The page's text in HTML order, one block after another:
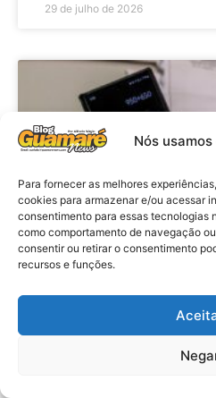
Nós
Para fornecer as melhores
cookies para armazenar e/ou acessar
consentimento para essas tecnologias
como comportamento de navegação
consentir ou retirar o consentimento
recursos e funções.
29 de julho de 2026
Economia: Prazo
Programa
prorrogado